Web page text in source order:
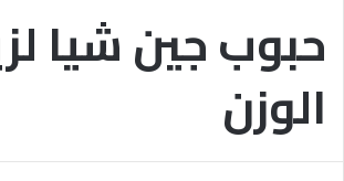
حبوب جين شيا
الوزن